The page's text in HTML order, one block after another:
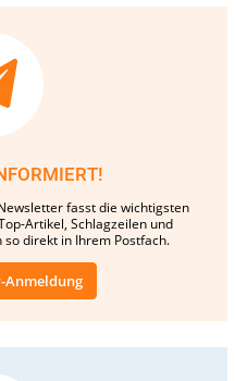
fasst die wichtigsten
Artikel, Schlagzeilen und
direkt in Ihrem Postfach.
Anmeldung